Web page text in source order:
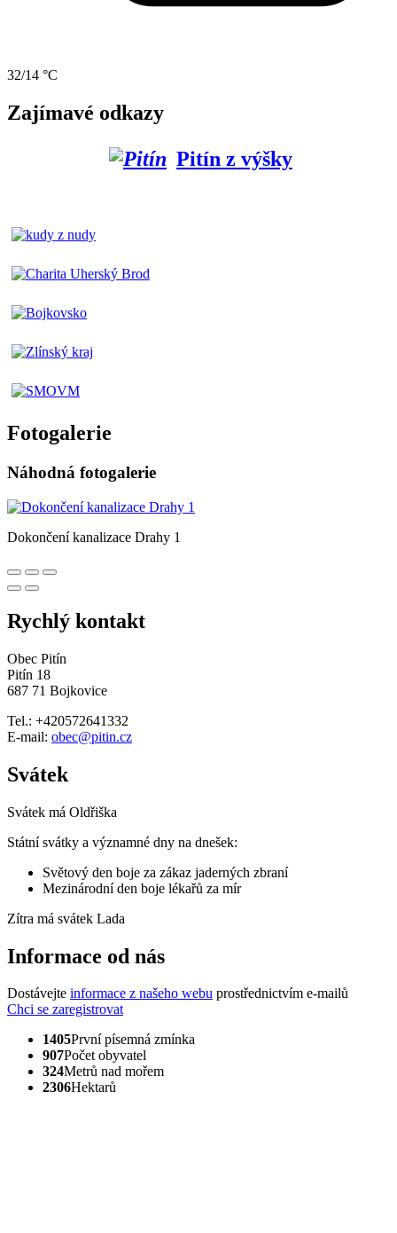
32/14 °C
Zajímavé odkazy
Pitín z výšky
Fotogalerie
Náhodná fotogalerie
Dokončení kanalizace Drahy 1
Rychlý kontakt
Obec Pitín
Pitín 18
687 71 Bojkovice
Tel.: +420572641332
E-mail: obec@pitin.cz
Svátek
Svátek má Oldřiška
Státní svátky a významné dny na dnešek:
Světový den boje za zákaz jaderných zbraní
Mezinárodní den boje lékařů za mír
Zítra má svátek Lada
Informace od nás
Dostávejte informace z našeho webu prostřednictvím e-mailů
Chci se zaregistrovat
1405První písemná zmínka
907Počet obyvatel
324Metrů nad mořem
2306Hektarů